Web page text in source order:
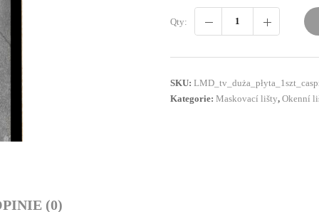
Qty:
SKU:
Kategorie: Maskovací lišty, Okenní
(0)